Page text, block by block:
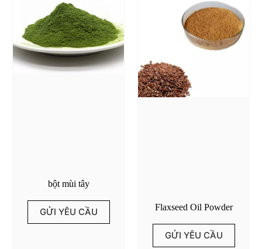
bột mùi tây
GỬI YÊU CẦU Flaxseed Oil Powder
GỬI YÊU CẦU